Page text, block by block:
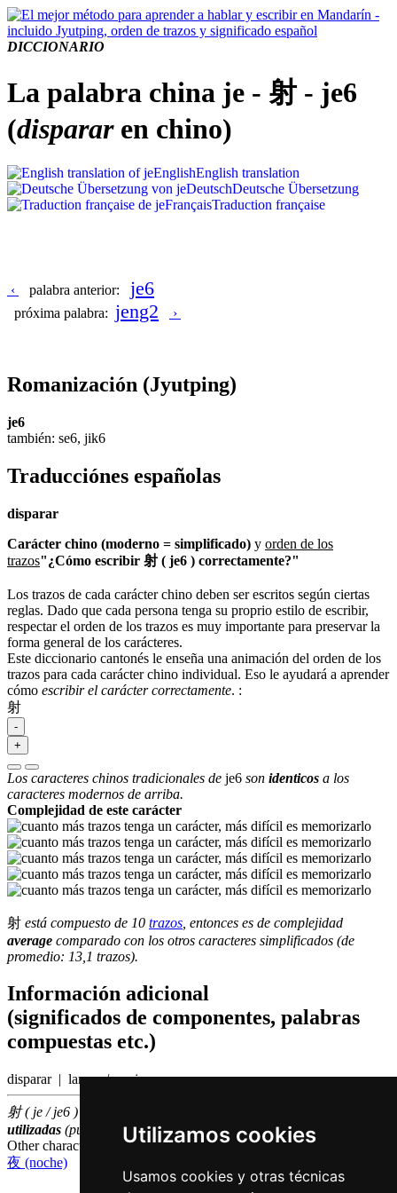
Utilizamos cookies
Usamos cookies y otras técnicas
DICCIONARIO
La palabra china je - 射 - je6
(dispararen chino)
EnglishEnglish translation
DeutschDeutsche Übersetzung
FrançaisTraduction française
‹ palabra anterior: je6
próxima palabra: jeng2 ›
Romanización (Jyutping)
je6
también: se6, jik6
Traducciónes españolas
disparar
Carácter chino (moderno = simplificado) y orden de los
trazos"¿Cómo escribir 射 ( je6 ) correctamente?"
Los trazos de cada carácter chino deben ser escritos según ciertas
reglas. Dado que cada persona tenga su proprio estilo de escribir,
respectar el orden de los trazos es muy importante para preservar la
forma general de los carácteres.
Este diccionario cantonés le enseña una animación del orden de los
trazos para cada carácter chino individual. Eso le ayudará a aprender
cómo escribir el carácter correctamente. :
射
-
+
Los caracteres chinos tradicionales de je6 son identicos a los
caracteres modernos de arriba.
Complejidad de este carácter
射 está compuesto de 10 trazos , entonces es de complejidad
average comparado con los otros caracteres simplificados (de
promedio: 13,1 trazos).
Información adicional
(significados de componentes, palabras
compuestas etc.)
disparar | lanzar / arrojar
射 ( je / je6 ) hace parte de las
utilizadas (puesto número1099entre los caracteres individuales
Other characters that are pronouncedje6 in Cantonese
夜 (noche)